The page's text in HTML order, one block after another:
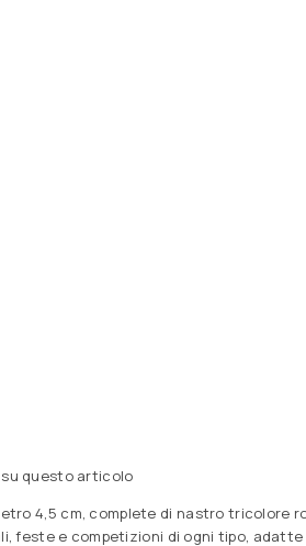
questo articolo
4,5 cm, complete di nastro tricolore
feste e competizioni di ogni tipo, adatte